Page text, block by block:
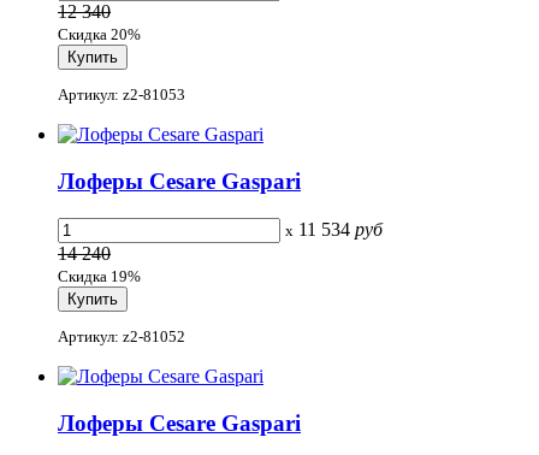
12 340
Скидка 20%
Артикул: z2-81053
Лоферы Cesare Gaspari
x 11 534 руб
14 240
Скидка 19%
Артикул: z2-81052
Лоферы Cesare Gaspari